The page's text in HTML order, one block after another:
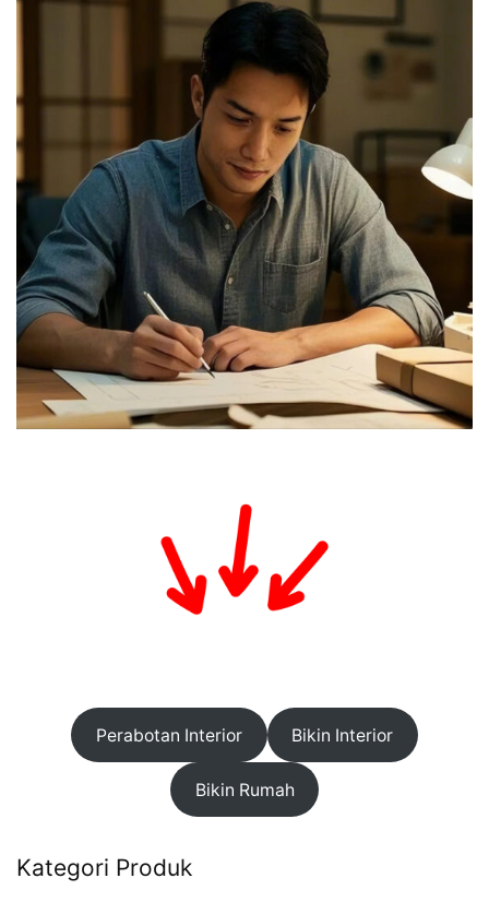
Perabotan Interior Bikin Interior
Bikin Rumah
Kategori Produk